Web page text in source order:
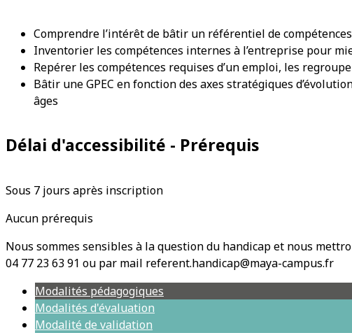
Comprendre l’intérêt de bâtir un référentiel de compétences
Inventorier les compétences internes à l’entreprise pour
Repérer les compétences requises d’un emploi, les
Bâtir une GPEC en fonction des axes stratégiques
âges
Délai d'accessibilité - Prérequis
Sous 7 jours après inscription
Aucun prérequis
Nous sommes sensibles à la question du handicap et nous
04 77 23 63 91 ou par mail referent.handicap@maya-campus.fr
Modalités pédagogiques
Modalités d'évaluation
Modalité de validation